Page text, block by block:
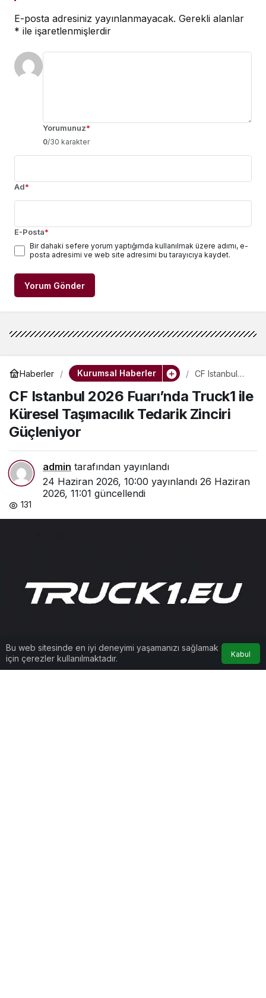
E-posta adresiniz yayınlanmayacak. Gerekli alanlar
* ile işaretlenmişlerdir
Yorumunuz*
0/30 karakter
Ad*
E-Posta*
Bir dahaki sefere yorum yaptığımda kullanılmak üzere adımı, e-
posta adresimi ve web site adresimi bu tarayıcıya kaydet.
Yorum Gönder
Haberler Kurumsal Haberler
CF Istanbul
Fuarı’nda
Truck1 ile
Küresel
CF Istanbul 2026 Fuarı’nda Truck1 ile
Küresel Taşımacılık Tedarik Zinciri
Güçleniyor
admin tarafından yayınlandı
24 Haziran 2026, 10:00 yayınlandı 26 Haziran
2026, 11:01 güncellendi
131
Bu web sitesinde en iyi deneyimi yaşamanızı sağlamak
için çerezler kullanılmaktadır.
Kabul